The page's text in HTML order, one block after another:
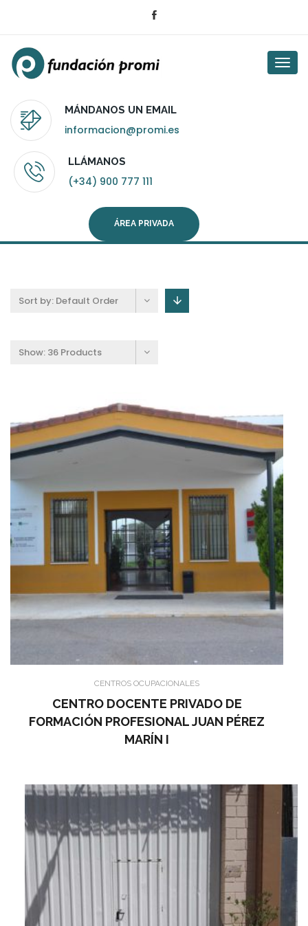
MÁNDANOS UN EMAIL
informacion@promi.es
LLÁMANOS
(+34) 900 777 111
ÁREA PRIVADA
Sort by: Default Order
Show: 36 Products
CENTROS OCUPACIONALES
CENTRO DOCENTE PRIVADO DE
FORMACIÓN PROFESIONAL JUAN PÉREZ
MARÍN I